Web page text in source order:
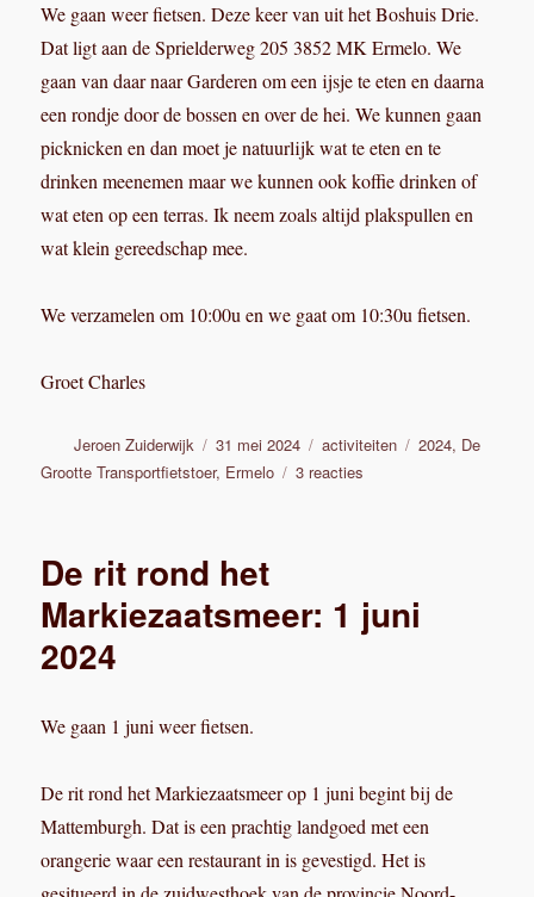
We gaan weer fietsen. Deze keer van uit het Boshuis Drie.
Dat ligt aan de Sprielderweg 205 3852 MK Ermelo. We
gaan van daar naar Garderen om een ijsje te eten en daarna
een rondje door de bossen en over de hei. We kunnen gaan
picknicken en dan moet je natuurlijk wat te eten en te
drinken meenemen maar we kunnen ook koffie drinken of
wat eten op een terras. Ik neem zoals altijd plakspullen en
wat klein gereedschap mee.
We verzamelen om 10:00u en we gaat om 10:30u fietsen.
Groet Charles
Auteur
Jeroen Zuiderwijk
Geplaatst
op
31 mei 2024 Categorieën
activiteiten Tags
2024, De
Grootte Transportfietstoer, Ermelo 3 reacties
14
De rit rond het
Markiezaatsmeer: 1 juni
2024
We gaan 1 juni weer fietsen.
De rit rond het Markiezaatsmeer op 1 juni begint bij de
Mattemburgh. Dat is een prachtig landgoed met een
orangerie waar een restaurant in is gevestigd. Het is